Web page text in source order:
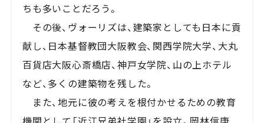
ちも多いことだろう。
その後、ヴォーリズは、建築家としても日本に貢
献し、日本基督教団大阪教会、関西学院大学、大丸
百貨店大阪心斎橋店、神戸女学院、山の上ホテル
など、多くの建築物を残した。
また、地元に彼の考えを根付かせるための教育